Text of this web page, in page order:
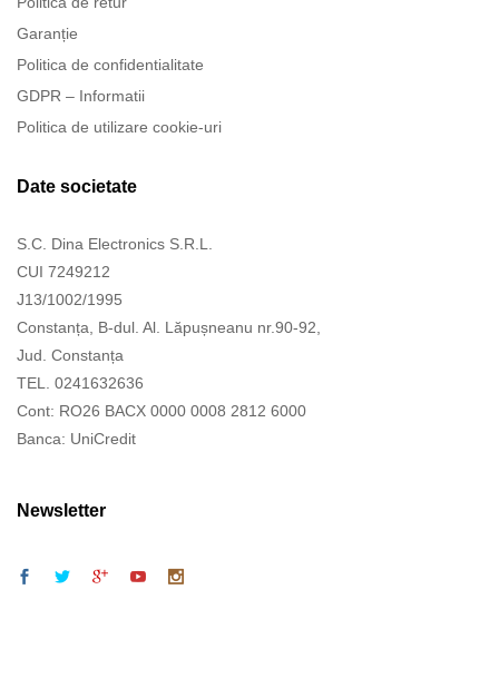
Garanție
Politica de confidentialitate
GDPR – Informatii
Politica de utilizare cookie-uri
Date societate
S.C. Dina Electronics S.R.L.
CUI 7249212
J13/1002/1995
Constanța, B-dul. Al. Lăpușneanu nr.90-92,
Jud. Constanța
TEL. 0241632636
Cont: RO26 BACX 0000 0008 2812 6000
Banca: UniCredit
Newsletter